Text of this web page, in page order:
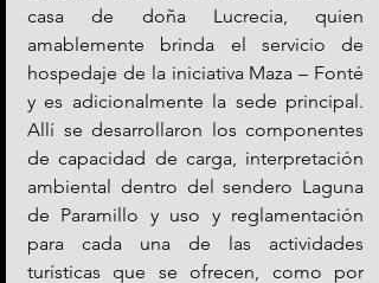
casa de doña Lucrecia, quien
amablemente brinda el servicio de
hospedaje de la iniciativa Maza – Fonté
y es adicionalmente la sede principal.
Allí se desarrollaron los componentes
de capacidad de carga, interpretación
ambiental dentro del sendero Laguna
de Paramillo y uso y reglamentación
para cada una de las actividades
turísticas que se ofrecen, como por